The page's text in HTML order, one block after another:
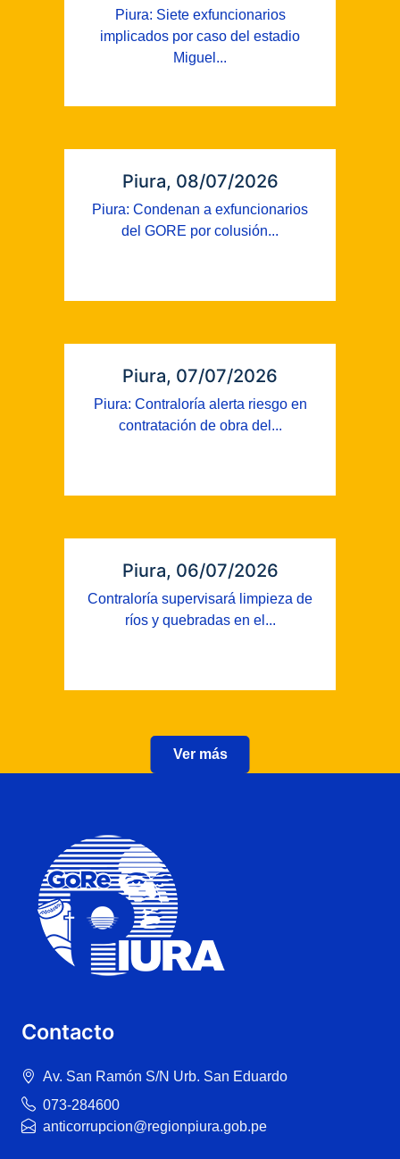
Piura: Siete exfuncionarios
implicados por caso del estadio
Miguel...
Piura, 08/07/2026
Piura: Condenan a exfuncionarios
del GORE por colusión...
Piura, 07/07/2026
Piura: Contraloría alerta riesgo en
contratación de obra del...
Piura, 06/07/2026
Contraloría supervisará limpieza de
ríos y quebradas en el...
Ver más
Contacto
Av. San Ramón S/N Urb. San Eduardo
073-284600
anticorrupcion@regionpiura.gob.pe